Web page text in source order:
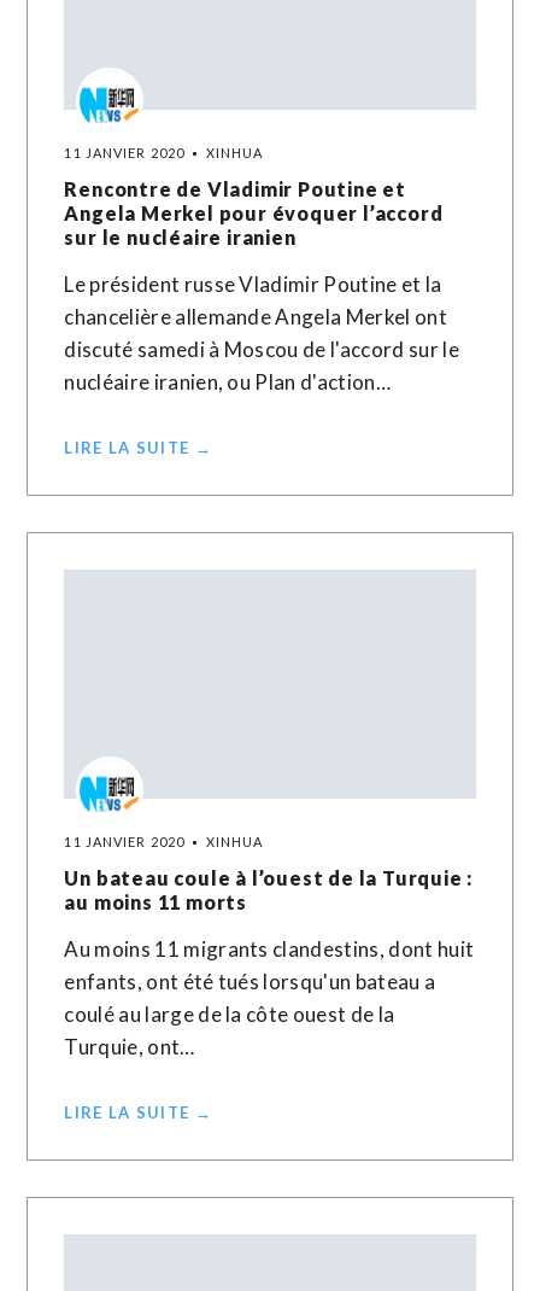
11 JANVIER 2020 XINHUA
Rencontre de Vladimir Poutine et
Angela Merkel pour évoquer l’accord
sur le nucléaire iranien
Le président russe Vladimir Poutine et la
chancelière allemande Angela Merkel ont
discuté samedi à Moscou de l'accord sur le
nucléaire iranien, ou Plan d'action…
LIRE LA SUITE →
11 JANVIER 2020 XINHUA
Un bateau coule à l’ouest de la Turquie :
au moins 11 morts
Au moins 11 migrants clandestins, dont huit
enfants, ont été tués lorsqu'un bateau a
coulé au large de la côte ouest de la
Turquie, ont…
LIRE LA SUITE →